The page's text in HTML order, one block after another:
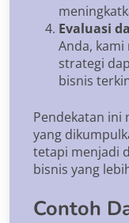
Evaluasi
Anda,
strategi
bisnis
Pendekatan ini
yang
tetapi menjadi
bisnis yang
Contoh